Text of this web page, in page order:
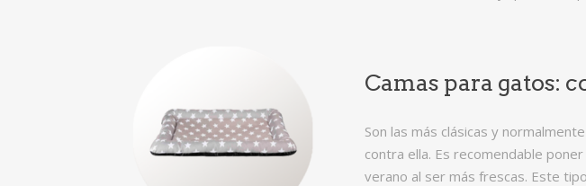
Camas para gatos:
Son las más clásicas y
contra ella. Es recomendable
verano al ser más frescas. Este